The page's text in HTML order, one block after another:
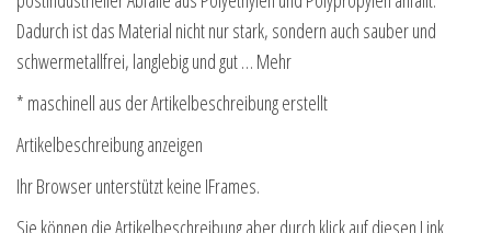
Dadurch ist das Material nicht nur stark, sondern auch sauber und
schwermetallfrei, langlebig und gut … Mehr
* maschinell aus der Artikelbeschreibung erstellt
Artikelbeschreibung anzeigen
Ihr Browser unterstützt keine IFrames.
Sie können die Artikelbeschreibung aber durch klick auf diesen Link